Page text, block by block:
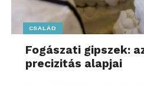
CSALÁD
Fogászati gipszek:
precizitás alapjai